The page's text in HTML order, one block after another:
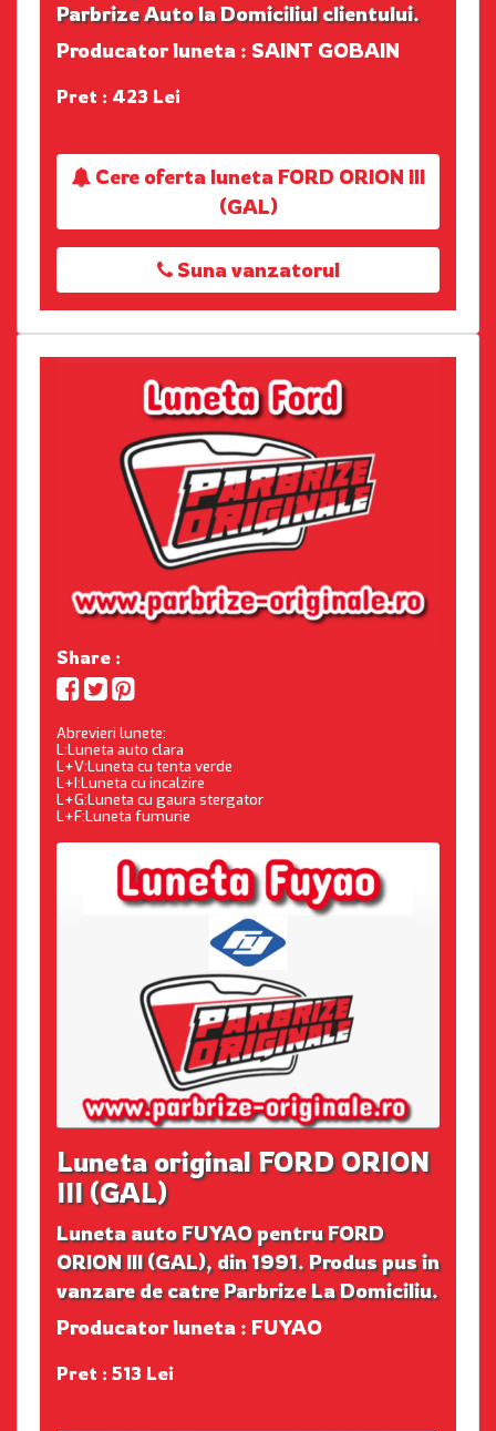
Parbrize Auto la Domiciliul clientului.
Producator luneta : SAINT GOBAIN
Pret : 423 Lei
Cere oferta luneta FORD ORION III
(GAL)
Suna vanzatorul
Share :
Abrevieri lunete:
L:Luneta auto clara
L+V:Luneta cu tenta verde
L+I:Luneta cu incalzire
L+G:Luneta cu gaura stergator
L+F:Luneta fumurie
Luneta original FORD ORION
III (GAL)
Luneta auto FUYAO pentru FORD
ORION III (GAL), din 1991. Produs pus in
vanzare de catre Parbrize La Domiciliu.
Producator luneta : FUYAO
Pret : 513 Lei